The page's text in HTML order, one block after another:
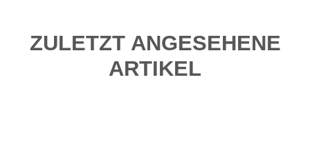
ZULETZT ANGESEHENE
ARTIKEL